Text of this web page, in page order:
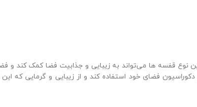
نوع قفسه ها می‌تواند به زیبایی و جذابیت فضا کمک کند و
فضای خود استفاده کند و از زیبایی و گرمایی که